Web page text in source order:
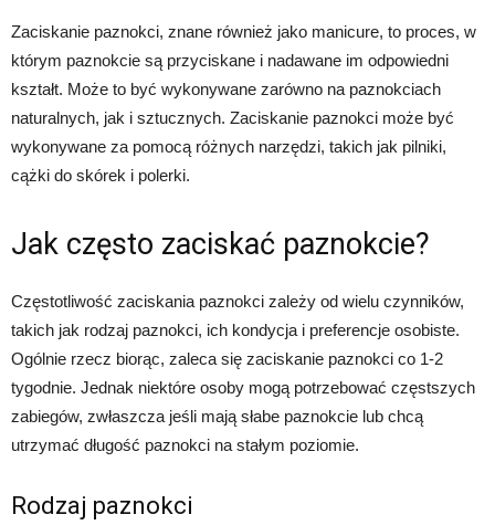
Zaciskanie paznokci, znane również jako manicure, to proces, w
którym paznokcie są przyciskane i nadawane im odpowiedni
kształt. Może to być wykonywane zarówno na paznokciach
naturalnych, jak i sztucznych. Zaciskanie paznokci może być
wykonywane za pomocą różnych narzędzi, takich jak pilniki,
cążki do skórek i polerki.
Jak często zaciskać paznokcie?
Częstotliwość zaciskania paznokci zależy od wielu czynników,
takich jak rodzaj paznokci, ich kondycja i preferencje osobiste.
Ogólnie rzecz biorąc, zaleca się zaciskanie paznokci co 1-2
tygodnie. Jednak niektóre osoby mogą potrzebować częstszych
zabiegów, zwłaszcza jeśli mają słabe paznokcie lub chcą
utrzymać długość paznokci na stałym poziomie.
Rodzaj paznokci